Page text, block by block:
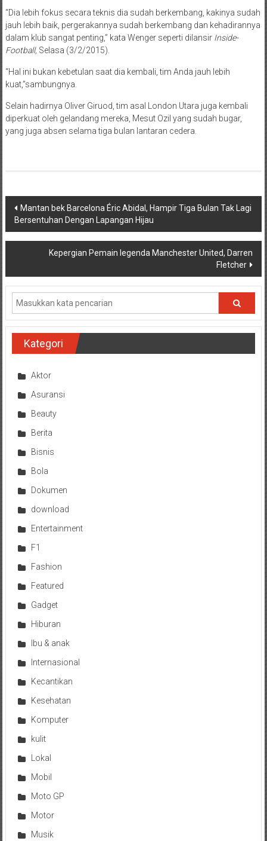
“Dia lebih fokus secara teknis dia sudah berkembang, kakinya sudah
jauh lebih baik, pergerakannya sudah berkembang dan kehadirannya
dalam klub sangat penting,” kata Wenger seperti dilansir Inside-
Football, Selasa (3/2/2015).
“Hal ini bukan kebetulan saat dia kembali, tim Anda jauh lebih
kuat,”sambungnya.
Selain hadirnya Oliver Giruod, tim asal London Utara juga kembali
diperkuat oleh gelandang mereka, Mesut Ozil yang sudah bugar,
yang juga absen selama tiga bulan lantaran cedera.
Navigasi
pos
Mantan bek Barcelona Éric Abidal, Hampir Tiga Bulan Tak Lagi
Bersentuhan Dengan Lapangan Hijau
Kepergian Pemain legenda Manchester United, Darren
Fletcher
Kategori
Aktor
Asuransi
Beauty
Berita
Bisnis
Bola
Dokumen
download
Entertainment
F1
Fashion
Featured
Gadget
Hiburan
Ibu & anak
Internasional
Kecantikan
Kesehatan
Komputer
kulit
Lokal
Mobil
Moto GP
Motor
Musik